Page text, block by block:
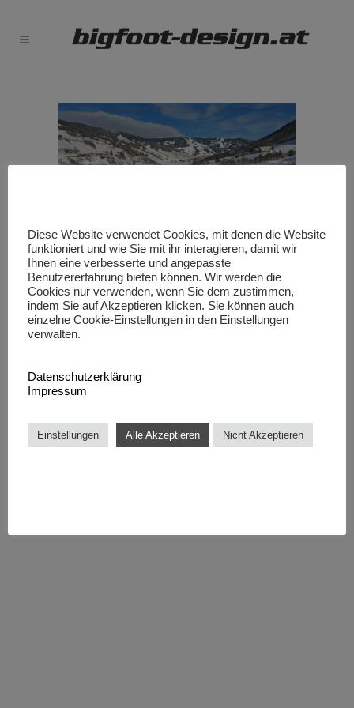
Winteraufnahme Saalbach
Diese Website verwendet Cookies, mit denen die Website
funktioniert und wie Sie mit ihr interagieren, damit wir
Ihnen eine verbesserte und angepasste
Benutzererfahrung bieten können. Wir werden die
Cookies nur verwenden, wenn Sie dem zustimmen,
indem Sie auf Akzeptieren klicken. Sie können auch
einzelne Cookie-Einstellungen in den Einstellungen
verwalten.
Datenschutzerklärung
Impressum
Einstellungen Alle Akzeptieren Nicht Akzeptieren